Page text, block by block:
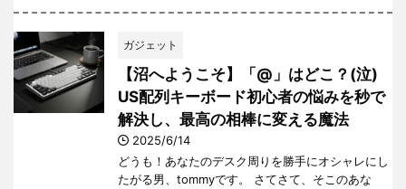
ガジェット
【沼へようこそ】「@」はどこ？(泣)
US配列キーボード初心者の悩みを秒で
解決し、最高の相棒に変える魔法
2025/6/14
どうも！あなたのデスク周りを勝手にオシャレにし
たがる男、tommyです。 さてさて、そこのあな